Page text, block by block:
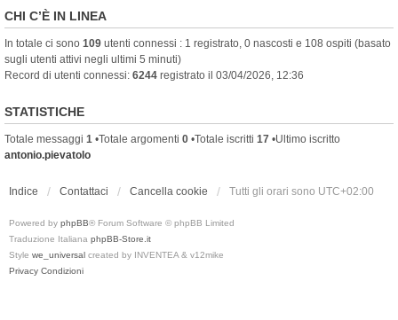
CHI C’È IN LINEA
In totale ci sono 109 utenti connessi : 1 registrato, 0 nascosti e 108 ospiti (basato
sugli utenti attivi negli ultimi 5 minuti)
Record di utenti connessi: 6244 registrato il 03/04/2026, 12:36
STATISTICHE
Totale messaggi 1 •Totale argomenti 0 •Totale iscritti 17 •Ultimo iscritto
antonio.pievatolo
Indice Contattaci Cancella cookie Tutti gli orari sono UTC+02:00
Powered by phpBB® Forum Software © phpBB Limited
Traduzione Italiana phpBB-Store.it
Style we_universal created by INVENTEA & v12mike
Privacy Condizioni